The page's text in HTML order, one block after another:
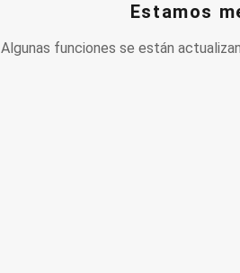
Estamos
Algunas funciones se están